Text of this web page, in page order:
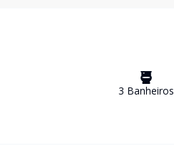
3 Banheiros